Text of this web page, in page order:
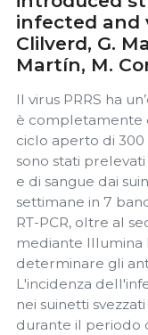
infected and
Clilverd, G.
Martín, M.
Il virus PRRS ha
è completamente
ciclo aperto di
sono stati
e di sangue dai
settimane in 7
RT-PCR, oltre al
mediante Illumina
determinare gli
L'incidenza
nei suinetti
durante il periodo